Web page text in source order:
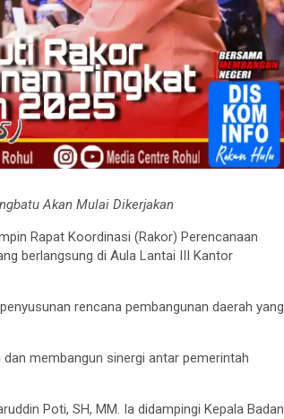
Akan Mulai Dikerjakan
Rapat Koordinasi (Rakor) Perencanaan
berlangsung di Aula Lantai III Kantor
rencana pembangunan daerah yang
membangun sinergi antar pemerintah
Poti, SH, MM. Ia didampingi Kepala Badan